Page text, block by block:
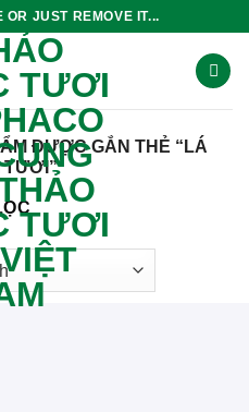
JUST REMOVE IT...
ĐƯỢC GẮN THẺ “LÁ